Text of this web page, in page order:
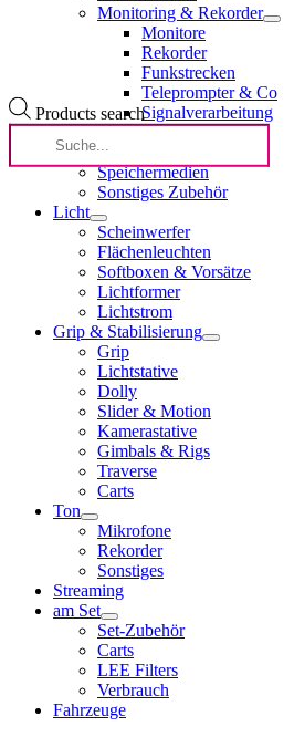
Products search
Monitoring & Rekorder
Monitore
Rekorder
Funkstrecken
Teleprompter & Co
Signalverarbeitung
Fokus
Lichtstrom
Speichermedien
Sonstiges Zubehör
Licht
Scheinwerfer
Flächenleuchten
Softboxen & Vorsätze
Lichtformer
Lichtstrom
Grip & Stabilisierung
Grip
Lichtstative
Dolly
Slider & Motion
Kamerastative
Gimbals & Rigs
Traverse
Carts
Ton
Mikrofone
Rekorder
Sonstiges
Streaming
am Set
Set-Zubehör
Carts
LEE Filters
Verbrauch
Fahrzeuge